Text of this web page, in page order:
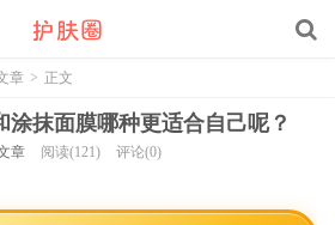
章 > 正文
涂抹面膜哪种更适合自己呢？
章 阅读(121) 评论(0)